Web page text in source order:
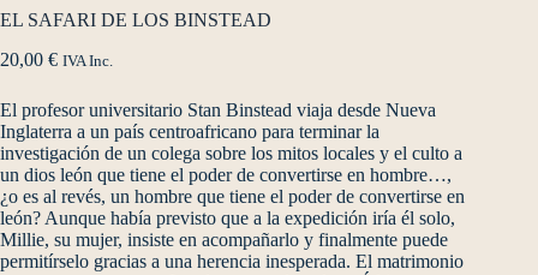
EL SAFARI DE LOS BINSTEAD
20,00 € IVA Inc.
El profesor universitario Stan Binstead viaja desde Nueva
Inglaterra a un país centroafricano para terminar la
investigación de un colega sobre los mitos locales y el culto a
un dios león que tiene el poder de convertirse en hombre…,
¿o es al revés, un hombre que tiene el poder de convertirse en
león? Aunque había previsto que a la expedición iría él solo,
Millie, su mujer, insiste en acompañarlo y finalmente puede
permitírselo gracias a una herencia inesperada. El matrimonio